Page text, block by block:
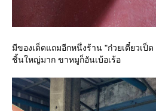
มีของเด็ดแถมอีกหนึ่งร้าน "ก๋วยเตี๋ยวเป็
ชิ้นใหญ่มาก ขาหมูก็อันเบ้อเร้อ